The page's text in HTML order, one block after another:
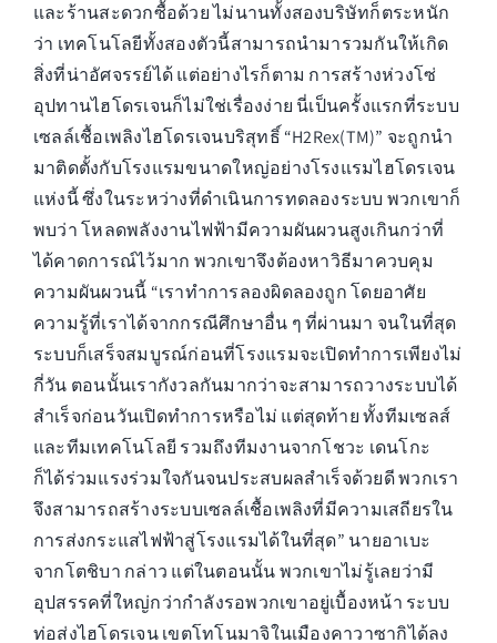
และร้านสะดวกซื้อด้วย ไม่นานทั้งสองบริษัทก็ตระหนัก
ว่า เทคโนโลยีทั้งสองตัวนี้สามารถนำมารวมกันให้เกิด
สิ่งที่น่าอัศจรรย์ได้ แต่อย่างไรก็ตาม การสร้างห่วงโซ่
อุปทานไฮโดรเจนก็ไม่ใช่เรื่องง่าย นี่เป็นครั้งแรกที่ระบบ
เซลล์เชื้อเพลิงไฮโดรเจนบริสุทธิ์ “H2Rex(TM)” จะถูกนำ
มาติดตั้งกับโรงแรมขนาดใหญ่อย่างโรงแรมไฮโดรเจน
แห่งนี้ ซึ่งในระหว่างที่ดำเนินการทดลองระบบ พวกเขาก็
พบว่า โหลดพลังงานไฟฟ้ามีความผันผวนสูงเกินกว่าที่
ได้คาดการณ์ไว้มาก พวกเขาจึงต้องหาวิธีมาควบคุม
ความผันผวนนี้ “เราทำการลองผิดลองถูก โดยอาศัย
ความรู้ที่เราได้จากกรณีศึกษาอื่น ๆ ที่ผ่านมา จนในที่สุด
ระบบก็เสร็จสมบูรณ์ก่อนที่โรงแรมจะเปิดทำการเพียงไม่
กี่วัน ตอนนั้นเรากังวลกันมากว่าจะสามารถวางระบบได้
สำเร็จก่อนวันเปิดทำการหรือไม่ แต่สุดท้าย ทั้งทีมเซลส์
และทีมเทคโนโลยี รวมถึงทีมงานจากโชวะ เดนโกะ
ก็ได้ร่วมแรงร่วมใจกันจนประสบผลสำเร็จด้วยดี พวกเรา
จึงสามารถสร้างระบบเซลล์เชื้อเพลิงที่มีความเสถียรใน
การส่งกระแสไฟฟ้าสู่โรงแรมได้ในที่สุด” นายอาเบะ
จากโตชิบา กล่าว แต่ในตอนนั้น พวกเขาไม่รู้เลยว่ามี
อุปสรรคที่ใหญ่กว่ากำลังรอพวกเขาอยู่เบื้องหน้า ระบบ
ท่อส่งไฮโดรเจน เขตโทโนมาจิในเมืองคาวาซากิได้ลง